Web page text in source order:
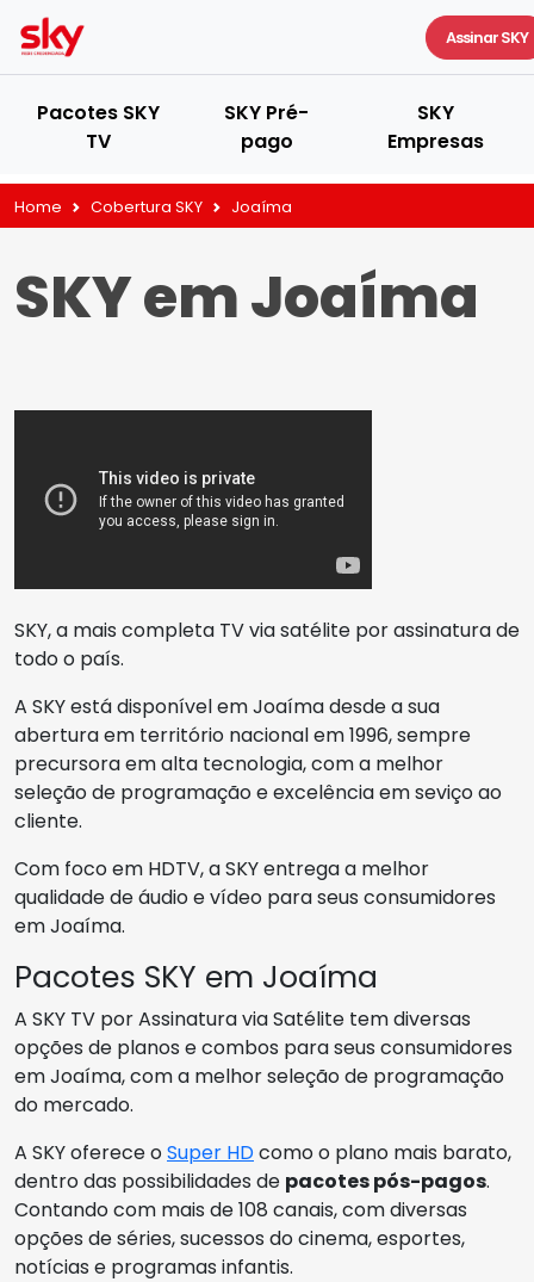
Assinar SKY
Pacotes SKY
TV
SKY Pré-
pago
SKY
Empresas
Home Cobertura SKY Joaíma
SKY em Joaíma
SKY, a mais completa TV via satélite por assinatura de
todo o país.
A SKY está disponível em Joaíma desde a sua
abertura em território nacional em 1996, sempre
precursora em alta tecnologia, com a melhor
seleção de programação e excelência em seviço ao
cliente.
Com foco em HDTV, a SKY entrega a melhor
qualidade de áudio e vídeo para seus consumidores
em Joaíma.
Pacotes SKY em Joaíma
A SKY TV por Assinatura via Satélite tem diversas
opções de planos e combos para seus consumidores
em Joaíma, com a melhor seleção de programação
do mercado.
A SKY oferece oSuper HDcomo o plano mais barato,
dentro das possibilidades de pacotes pós-pagos.
Contando com mais de 108 canais, com diversas
opções de séries, sucessos do cinema, esportes,
notícias e programas infantis.